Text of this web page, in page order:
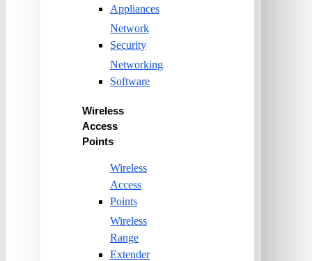
Appliances
Network
Security
Networking
Software
Wireless
Access
Points
Wireless
Access
Points
Wireless
Range
Extender